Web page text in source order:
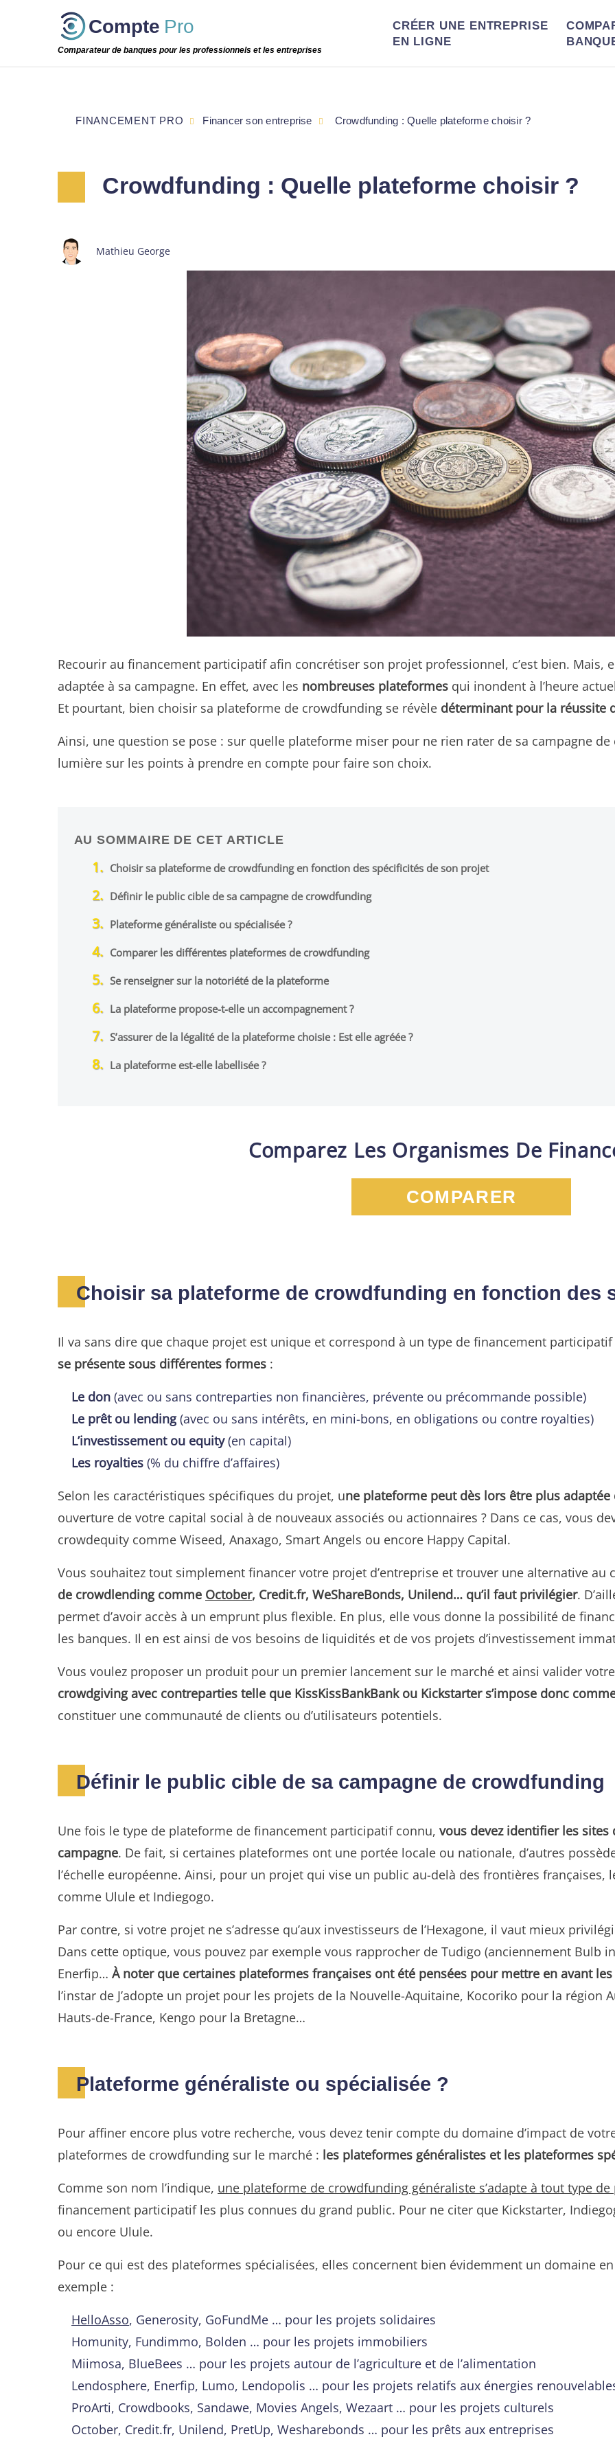
Compte Pro
Comparateur de banques pour les professionnels et les entreprises
CRÉER UNE ENTREPRISE
EN LIGNE
Crowdfunding : Quelle plateforme choisir ?
Mathieu George
Recourir au financement participatif afin concrétiser son projet professionnel, c’est bien.
adaptée à sa campagne. En effet, avec les nombreuses plateformes qui inondent à l’heure
Et pourtant, bien choisir sa plateforme de crowdfunding se révèle déterminant pour la réussite
Ainsi, une question se pose : sur quelle plateforme miser pour ne rien rater de sa campagne
lumière sur les points à prendre en compte pour faire son choix.
AU SOMMAIRE DE CET ARTICLE
Choisir sa plateforme de crowdfunding en fonction des spécificités de son projet
Définir le public cible de sa campagne de crowdfunding
Plateforme généraliste ou spécialisée ?
Comparer les différentes plateformes de crowdfunding
Se renseigner sur la notoriété de la plateforme
La plateforme propose-t-elle un accompagnement ?
S’assurer de la légalité de la plateforme choisie : Est elle agréée ?
La plateforme est-elle labellisée ?
Comparez Les Organismes De
COMPARER
Choisir sa plateforme de crowdfunding en fonction des
Il va sans dire que chaque projet est unique et correspond à un type de financement
se présente sous différentes formes :
Le don (avec ou sans contreparties non financières, prévente ou précommande possible)
Le prêt ou lending(avec ou sans intérêts, en mini-bons, en obligations ou contre royalties)
L’investissement ou equity(en capital)
Les royalties (% du chiffre d’affaires)
Selon les caractéristiques spécifiques du projet, une plateforme peut dès lors être plus adaptée
ouverture de votre capital social à de nouveaux associés ou actionnaires ? Dans ce cas, vous
crowdequity comme Wiseed, Anaxago, Smart Angels ou encore Happy Capital.
Vous souhaitez tout simplement financer votre projet d’entreprise et trouver une alternative au
de crowdlending comme October, Credit.fr, WeShareBonds, Unilend… qu’il faut privilégier.
permet d’avoir accès à un emprunt plus flexible. En plus, elle vous donne la possibilité de
les banques. Il en est ainsi de vos besoins de liquidités et de vos projets d’investissement
Vous voulez proposer un produit pour un premier lancement sur le marché et ainsi valider
crowdgiving avec contreparties telle que KissKissBankBank ou Kickstarter s’impose donc
constituer une communauté de clients ou d’utilisateurs potentiels.
Définir le public cible de sa campagne de crowdfunding
Une fois le type de plateforme de financement participatif connu, vous devez identifier les sites
campagne. De fait, si certaines plateformes ont une portée locale ou nationale, d’autres
l’échelle européenne. Ainsi, pour un projet qui vise un public au-delà des frontières françaises,
comme Ulule et Indiegogo.
Par contre, si votre projet ne s’adresse qu’aux investisseurs de l’Hexagone, il vaut mieux
Dans cette optique, vous pouvez par exemple vous rapprocher de Tudigo (anciennement Bulb
Enerfip… À noter que certaines plateformes françaises ont été pensées pour mettre en avant
l’instar de J’adopte un projet pour les projets de la Nouvelle-Aquitaine, Kocoriko pour la région
Hauts-de-France, Kengo pour la Bretagne…
Plateforme généraliste ou spécialisée ?
Pour affiner encore plus votre recherche, vous devez tenir compte du domaine d’impact de
plateformes de crowdfunding sur le marché : les plateformes généralistes et les plateformes
Comme son nom l’indique, une plateforme de crowdfunding généraliste s’adapte à tout type
financement participatif les plus connues du grand public. Pour ne citer que Kickstarter,
ou encore Ulule.
Pour ce qui est des plateformes spécialisées, elles concernent bien évidemment un domaine
exemple :
HelloAsso, Generosity, GoFundMe … pour les projets solidaires
Homunity, Fundimmo, Bolden … pour les projets immobiliers
Miimosa, BlueBees … pour les projets autour de l’agriculture et de l’alimentation
Lendosphere, Enerfip, Lumo, Lendopolis … pour les projets relatifs aux énergies
ProArti, Crowdbooks, Sandawe, Movies Angels, Wezaart … pour les projets culturels
October, Credit.fr, Unilend, PretUp, Wesharebonds … pour les prêts aux entreprises
FINANCEMENT PRO Financer son entreprise Crowdfunding : Quelle plateforme choisir ?